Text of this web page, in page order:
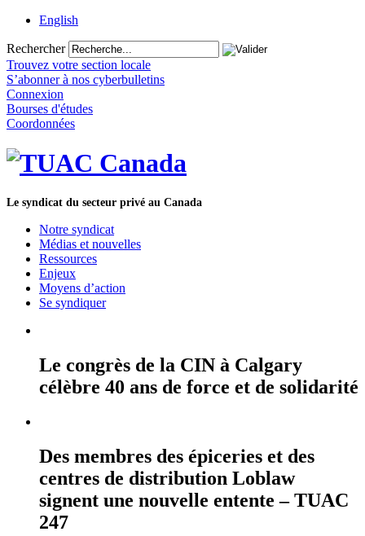
English
Rechercher
Trouvez votre section locale
S’abonner à nos cyberbulletins
Connexion
Bourses d'études
Coordonnées
Le syndicat du secteur privé au Canada
Notre syndicat
Médias et nouvelles
Ressources
Enjeux
Moyens d’action
Se syndiquer
Le congrès de la CIN à Calgary
célèbre 40 ans de force et de solidarité
Des membres des épiceries et des
centres de distribution Loblaw
signent une nouvelle entente – TUAC
247